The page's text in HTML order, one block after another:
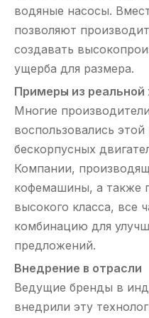
водяные насосы.
позволяют
создавать
ущерба для размера.
Примеры из реальной
Многие
воспользовались
бескорпусных
Компании,
кофемашины, а также
высокого класса, все
комбинацию для
предложений.
Внедрение в отрасли
Ведущие бренды в
внедрили эту